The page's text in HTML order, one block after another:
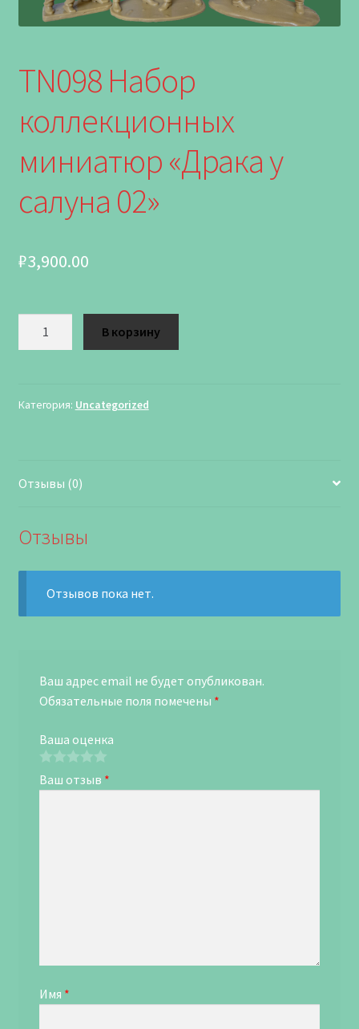
TN098 Набор
коллекционных
миниатюр «Драка у
салуна 02»
₽3,900.00
В корзину
Категория: Uncategorized
Отзывы (0)
Отзывы
Отзывов пока нет.
Ваш адрес email не будет опубликован.
Обязательные поля помечены *
Ваша оценка
Ваш отзыв *
Имя *